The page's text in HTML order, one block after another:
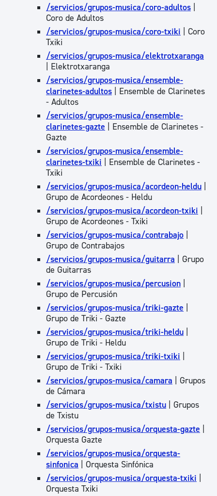
/servicios/grupos-musica/coro-adultos
Coro de Adultos
/servicios/grupos-musica/coro-txiki | Coro
Txiki
/servicios/grupos-musica/elektrotxaranga
| Elektrotxaranga
/servicios/grupos-musica/ensemble-
clarinetes-adultos | Ensemble de Clarinetes
- Adultos
/servicios/grupos-musica/ensemble-
clarinetes-gazte | Ensemble de Clarinetes -
Gazte
/servicios/grupos-musica/ensemble-
clarinetes-txiki | Ensemble de Clarinetes -
Txiki
/servicios/grupos-musica/acordeon-heldu
Grupo de Acordeones - Heldu
/servicios/grupos-musica/acordeon-txiki
Grupo de Acordeones - Txiki
/servicios/grupos-musica/contrabajo
Grupo de Contrabajos
/servicios/grupos-musica/guitarra | Grupo
de Guitarras
/servicios/grupos-musica/percusion
Grupo de Percusión
/servicios/grupos-musica/triki-gazte
Grupo de Triki - Gazte
/servicios/grupos-musica/triki-heldu
Grupo de Triki - Heldu
/servicios/grupos-musica/triki-txiki
Grupo de Triki - Txiki
/servicios/grupos-musica/camara | Grupos
de Cámara
/servicios/grupos-musica/txistu | Grupos
de Txistu
/servicios/grupos-musica/orquesta-gazte
Orquesta Gazte
/servicios/grupos-musica/orquesta-
sinfonica | Orquesta Sinfónica
/servicios/grupos-musica/orquesta-txiki
Orquesta Txiki